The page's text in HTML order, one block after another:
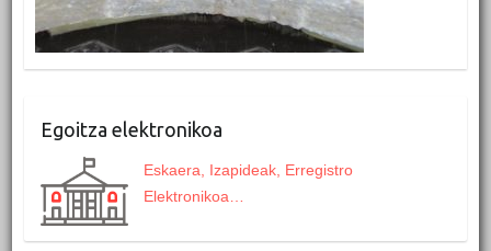
Egoitza elektronikoa
Eskaera, Izapideak, Erregistro
Elektronikoa…